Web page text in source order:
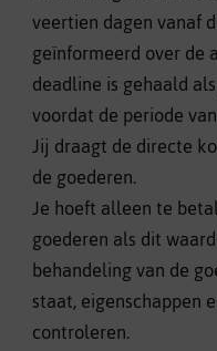
veertien dagen vanaf
geïnformeerd over de
deadline is gehaald
voordat de periode
Jij draagt de directe
de goederen.
Je hoeft alleen te
goederen als dit
behandeling van de
staat, eigenschappen
controleren.